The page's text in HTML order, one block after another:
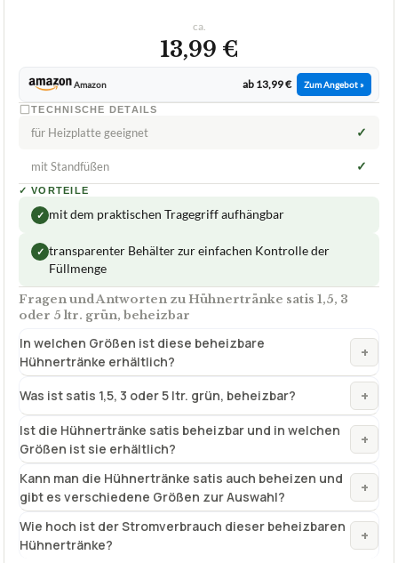
ca.
13,99 €
Amazon ab 13,99 € Zum Angebot »
TECHNISCHE DETAILS
für Heizplatte geeignet ✓
mit Standfüßen ✓
✓ VORTEILE
✓ mit dem praktischen Tragegriff aufhängbar
✓ transparenter Behälter zur einfachen Kontrolle der
Füllmenge
Fragen und Antworten zu Hühnertränke satis 1,5, 3
oder 5 ltr. grün, beheizbar
In welchen Größen ist diese beheizbare
Hühnertränke erhältlich?
+
Was ist satis 1,5, 3 oder 5 ltr. grün, beheizbar? +
Ist die Hühnertränke satis beheizbar und in welchen
Größen ist sie erhältlich?
+
Kann man die Hühnertränke satis auch beheizen und
gibt es verschiedene Größen zur Auswahl?
+
Wie hoch ist der Stromverbrauch dieser beheizbaren
Hühnertränke?
+